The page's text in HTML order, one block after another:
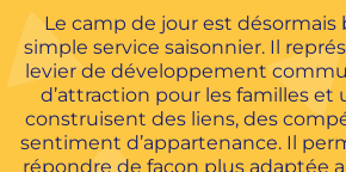
Le camp de jour est désormais
simple service saisonnier. Il
levier de développement
d’attraction pour les familles et
construisent des liens, des
sentiment d’appartenance. Il
répondre de façon plus adaptée